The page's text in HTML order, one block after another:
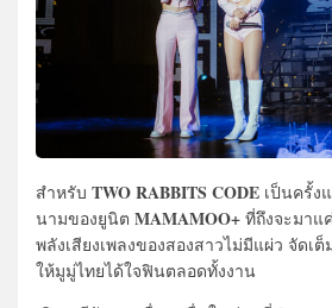
สำหรับ TWO RABBITS CODE เป็นครั้ง
นามของยูนิต MAMAMOO+ ที่ถึงจะมาแ
พลังเสียงเพลงของสองสาวไม่มีแผ่ว จัดเ
ให้มูมู่ไทยได้ใจฟินตลอดทั้งงาน